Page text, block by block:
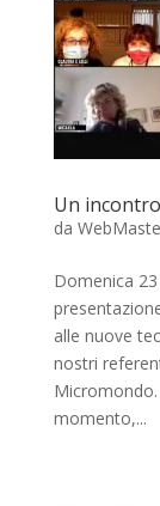
Un
da
Domenica
alle nuove
nostri
momento,...